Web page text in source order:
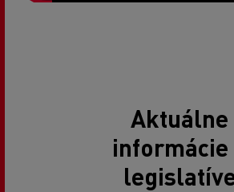
Aktuálne
informácie